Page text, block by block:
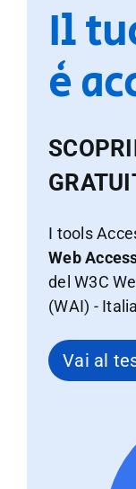
Il
è
I tools
Web
del W3C
(WAI) -
Vai al